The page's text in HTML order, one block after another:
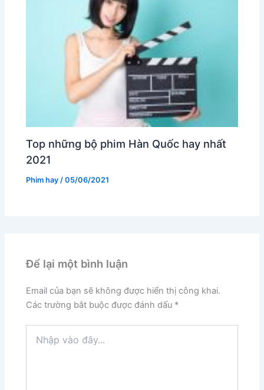
Top những bộ phim Hàn Quốc hay nhất
2021
Phim hay /05/06/2021
Để lại một bình luận
Email của bạn sẽ không được hiển thị công khai.
Các trường bắt buộc được đánh dấu *
vào